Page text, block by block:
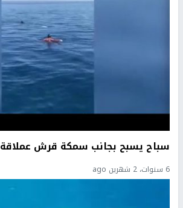
سباح يسبح بجانب سمكة قرش عملاقة
6 سنوات، 2 شهرين ago